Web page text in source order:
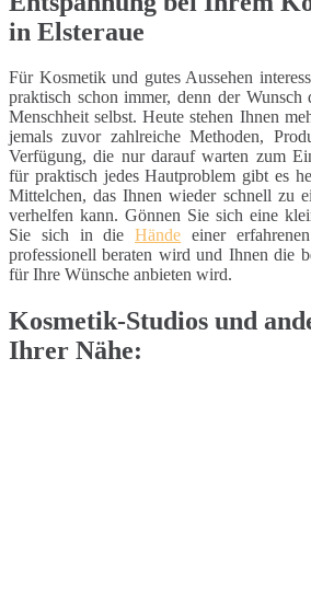
in Elsteraue
Für Kosmetik und gutes Aussehen
praktisch schon immer, denn der
Menschheit selbst. Heute stehen Ihnen
jemals zuvor zahlreiche Methoden,
Verfügung, die nur darauf warten zum
für praktisch jedes Hautproblem gibt es
Mittelchen, das Ihnen wieder schnell zu
verhelfen kann. Gönnen Sie sich eine
Sie sich in dieHände einer
professionell beraten wird und Ihnen die
für Ihre Wünsche anbieten wird.
Kosmetik-Studios und
Ihrer Nähe: